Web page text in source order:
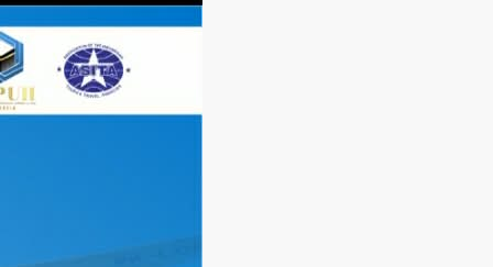
Langsung
ke